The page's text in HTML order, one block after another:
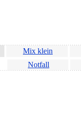
Mix klein
Notfall